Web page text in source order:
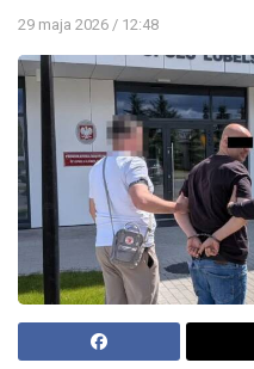
29 maja 2026 / 12:48